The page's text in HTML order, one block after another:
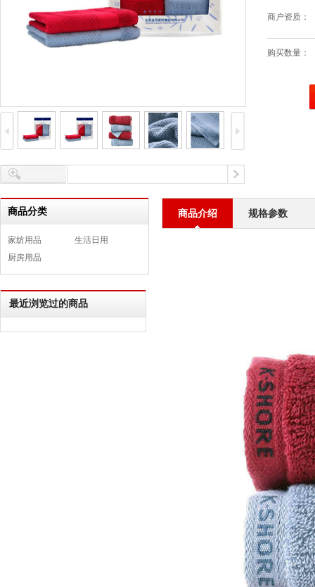
商户资质：
购买数量：
商品分类
家纺用品
生活日用
厨房用品
最近浏览过的商品
商品介绍 规格参数